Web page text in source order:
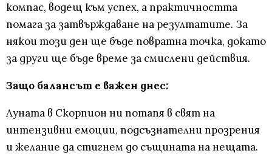
компас, водещ към успех, а практичността
помага за затвърждаване на резултатите. За
някои този ден ще бъде повратна точка, докато
за други ще бъде време за смислени действия.
Защо балансът е важен днес:
Луната в Скорпион ни потапя в свят на
интензивни емоции, подсъзнателни прозрения
и желание да стигнем до същината на нещата.